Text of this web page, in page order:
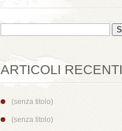
ARTICOLI RECENTI
(senza titolo)
(senza titolo)